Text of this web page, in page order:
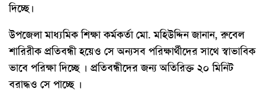
দিচ্ছে।
উপজেলা মাধ্যমিক শিক্ষা কর্মকর্তা মো. মহিউদ্দিন জানান, রুবেল
শারিরীক প্রতিবন্ধী হয়েও সে অন্যসব পরিক্ষার্থীদের সাথে স্বাভাবিক
ভাবে পরিক্ষা দিচ্ছে । প্রতিবন্ধীদের জন্য অতিরিক্ত ২০ মিনিট
বরাদ্ধও সে পাচ্ছে ।